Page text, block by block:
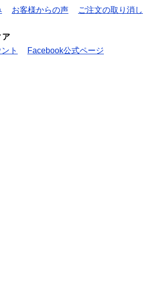
お客様からの声 ご注文の取り消し
ア
ト
Facebook公式ページ